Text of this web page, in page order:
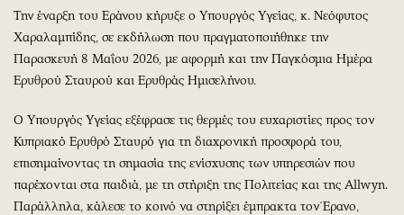
Βιβλίο
Χειρόγραφα
Προσωπικότητες στην ''Κ''
Επιστολές
Την έναρξη του Εράνου κήρυξε ο Υπουργός Υγείας, κ. Νεόφυτος
Χαραλαμπίδης, σε εκδήλωση που πραγματοποιήθηκε την
Παρασκευή 8 Μαΐου 2026, με αφορμή και την Παγκόσμια Ημέρα
Ερυθρού Σταυρού και Ερυθράς Ημισελήνου.
Ο Υπουργός Υγείας εξέφρασε τις θερμές του ευχαριστίες προς τον
Κυπριακό Ερυθρό Σταυρό για τη διαχρονική προσφορά του,
επισημαίνοντας τη σημασία της ενίσχυσης των υπηρεσιών που
παρέχονται στα παιδιά, με τη στήριξη της Πολιτείας και της Allwyn.
Παράλληλα, κάλεσε το κοινό να στηρίξει έμπρακτα τον Έρανο,